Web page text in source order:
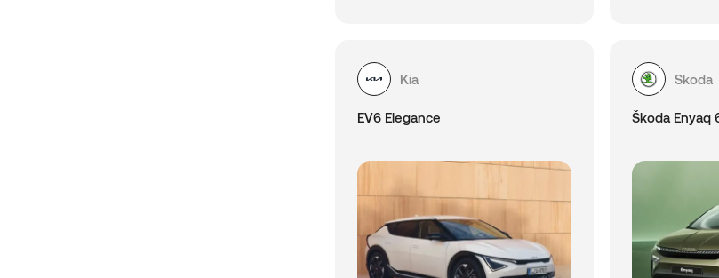
Kia
EV6 Elegance
Skoda
Škoda Enyaq